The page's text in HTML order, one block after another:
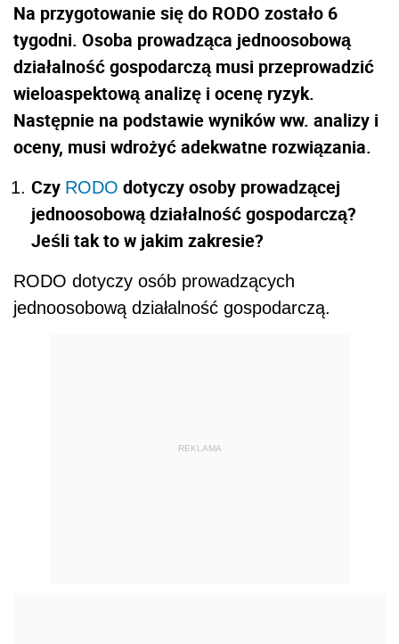
Na przygotowanie się do RODO zostało 6
tygodni. Osoba prowadząca jednoosobową
działalność gospodarczą musi przeprowadzić
wieloaspektową analizę i ocenę ryzyk.
Następnie na podstawie wyników ww. analizy i
oceny, musi wdrożyć adekwatne rozwiązania.
Czy RODO dotyczy osoby prowadzącej
jednoosobową działalność gospodarczą?
Jeśli tak to w jakim zakresie?
RODO dotyczy osób prowadzących
jednoosobową działalność gospodarczą.
REKLAMA